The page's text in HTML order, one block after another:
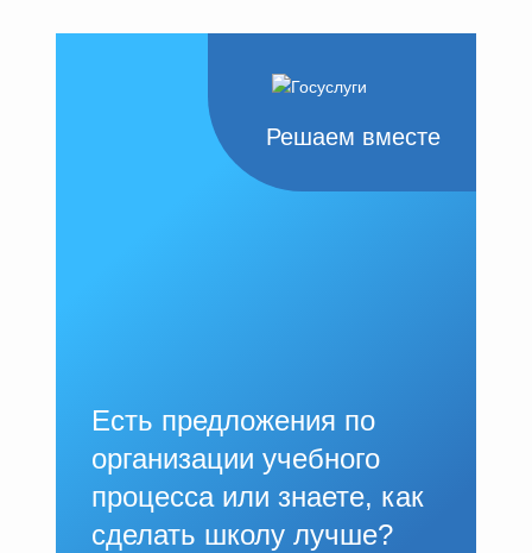
Решаем вместе
Есть предложения по
организации учебного
процесса или знаете, как
сделать школу лучше?